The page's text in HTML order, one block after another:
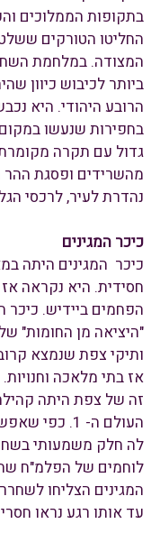
החליטו הטורקים
המצודה. במלחמת
ביותר לכיבוש כיוון
הרובע היהודי. היא
בחפירות שנעשו
גדול עם תקרה מקומרת
מהשרידים ופסגת ההר
נהדרת לעיר, לרכסי
כיכר המגינים
חסידית. היא נקראה
הפחמים ביידיש. כיכר
"היציאה מן החומות"
ותיקי צפת שנמצא
אז בתי מלאכה
זה של צפת היתה
העולם ה- 1.
לוחמים של הפלמ"ח
המגינים הצליחו
עד אותו רגע נראו חסרי